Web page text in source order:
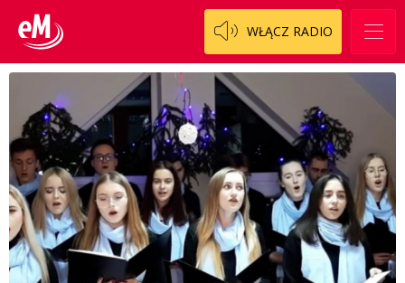
WŁĄCZ RADIO